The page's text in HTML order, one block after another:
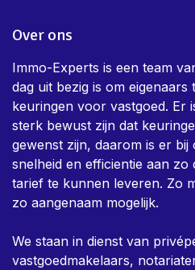
Over ons
Immo-Experts is een team
dag uit bezig is om eigenaars
keuringen voor vastgoed. Er
sterk bewust zijn dat
gewenst zijn, daarom is er
snelheid en efficientie aan zo
tarief te kunnen leveren. Zo
zo aangenaam mogelijk.
We staan in dienst van
vastgoedmakelaars,